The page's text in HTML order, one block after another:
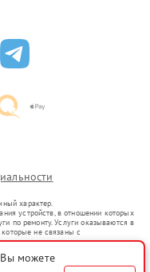
характер.
устройств, в отношении которых
по ремонту. Услуги оказываются в
не связаны с
представителями.
оборот в соответствии
Вы можете